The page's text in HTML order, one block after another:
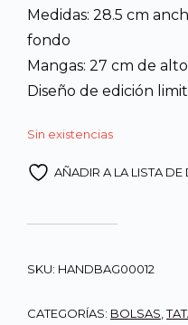
Medidas: 28.5 cm
fondo
Mangas: 27 cm de alto
Diseño de edición
Sin existencias
AÑADIR A LA LISTA DE
SKU: HANDBAG00012
CATEGORÍAS: BOLSAS ,